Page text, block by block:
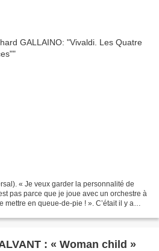
« Je veux garder la personnalité de
pas parce que je joue avec un orchestre à
en queue-de-pie ! ». C’était il y a
: « Woman child »